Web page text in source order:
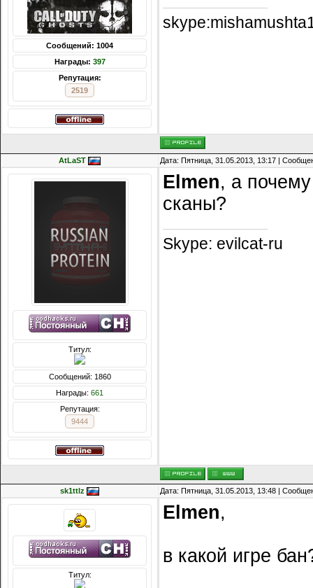
Сообщений: 1004
Награды: 397
Репутация:
2519
AtLaST Дата: Пятница, 31.05.2013, 13:17 |
Титул:
Сообщений: 1860
Награды: 661
Репутация:
9444
Elmen, а
сканы?
Skype: evilcat-ru
sk1ttlz Дата: Пятница, 31.05.2013, 13:48 |
Титул:
Elmen,
в какой игре